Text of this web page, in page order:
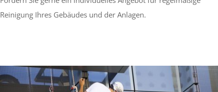
Reinigung Ihres Gebäudes und der Anlagen.